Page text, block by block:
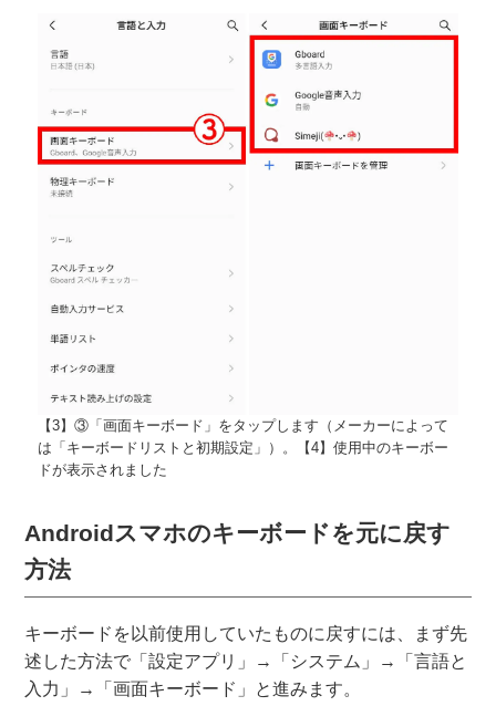
【3】③「画面キーボード」をタップします（メーカーによって
は「キーボードリストと初期設定」）。【4】使用中のキーボー
ドが表示されました
Androidスマホのキーボードを元に戻す
方法
キーボードを以前使用していたものに戻すには、まず先
述した方法で「設定アプリ」→「システム」→「言語と
入力」→「画面キーボード」と進みます。